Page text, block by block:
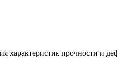
прочности и